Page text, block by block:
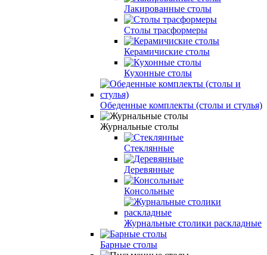
Лакированные столы
Столы трасформеры
Керамичиские столы
Кухонные столы
Обеденные комплекты (столы и стулья)
Журнальные столы
Стеклянные
Деревянные
Консольные
Журнальные столики раскладные
Барные столы